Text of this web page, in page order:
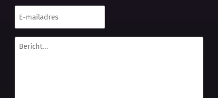
E-
mailadres
Bericht...